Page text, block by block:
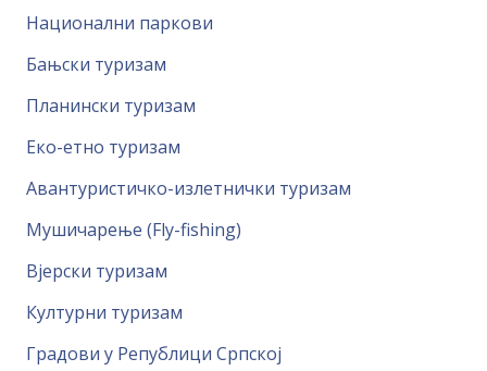
Национални паркови
Бањски туризам
Планински туризам
Еко-етно туризам
Авантуристичко-излетнички туризам
Мушичарење (Fly-fishing)
Вјерски туризам
Културни туризам
Градови у Републици Српској